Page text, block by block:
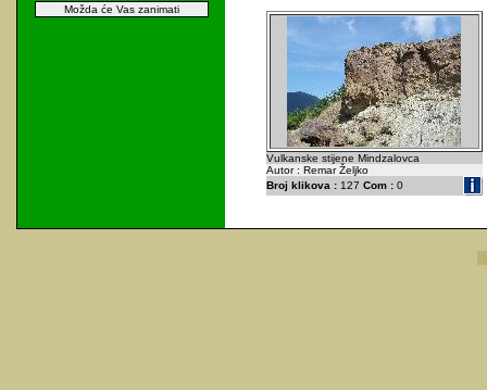
Možda će Vas zanimati
Vulkanske stijene Mindzalovca
Autor : Remar Željko
Broj klikova :127 Com :0